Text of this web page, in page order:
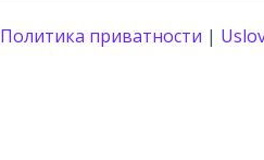
Политика приватности |